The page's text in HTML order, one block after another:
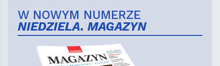
W NOWYM NUMERZE
NIEDZIELA. MAGAZYN